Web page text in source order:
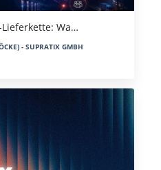
Wa…
- SUPRATIX GMBH